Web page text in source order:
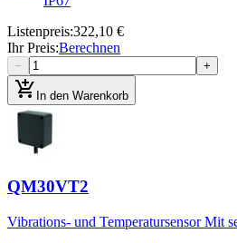
Listenpreis:322,10 €
Ihr Preis:Berechnen
− +
add_shopping_cart In den Warenkorb
QM30VT2
Vibrations- und Temperatursensor Mit